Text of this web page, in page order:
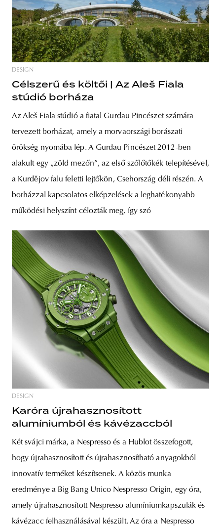
DESIGN
Célszerű és költői | Az Aleš Fiala
stúdió borháza
Az Aleš Fiala stúdió a fiatal Gurdau Pincészet számára
tervezett borházat, amely a morvaországi borászati
örökség nyomába lép. A Gurdau Pincészet 2012-ben
alakult egy „zöld mezőn”, az első szőlőtőkék telepítésével,
a Kurdějov falu feletti lejtőkön, Csehország déli részén. A
borházzal kapcsolatos elképzelések a leghatékonyabb
működési helyszínt célozták meg, így szó
DESIGN
Karóra újrahasznosított
alumíniumból és kávézaccból
Két svájci márka, a Nespresso és a Hublot összefogott,
hogy újrahasznosított és újrahasznosítható anyagokból
innovatív terméket készítsenek. A közös munka
eredménye a Big Bang Unico Nespresso Origin, egy óra,
amely újrahasznosított Nespresso alumíniumkapszulák és
kávézacc felhasználásával készült. Az óra a Nespresso